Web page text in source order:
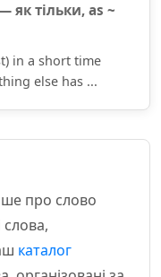
як тільки, as ~
in a short time
else has ...
про слово
слова,
каталог